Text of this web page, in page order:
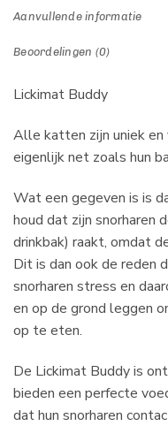
Aanvullende informatie
Beoordelingen (0)
Lickimat Buddy
Alle katten zijn uniek en
eigenlijk net zoals hun
Wat een gegeven is is
houd dat zijn snorharen
drinkbak) raakt, omdat
Dit is dan ook de reden
snorharen stress en
en op de grond leggen
op te eten.
De Lickimat Buddy is
bieden een perfecte
dat hun snorharen